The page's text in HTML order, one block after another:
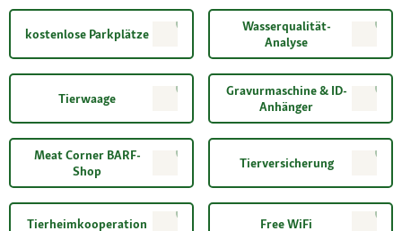
kostenlose Parkplätze
Wasserqualität-
Analyse
Tierwaage
Gravurmaschine & ID-
Anhänger
Meat Corner BARF-
Shop
Tierversicherung
Tierheimkooperation Free WiFi